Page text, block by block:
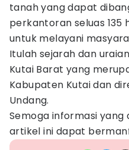
tanah yang dapat
perkantoran seluas 135
untuk melayani
Itulah sejarah dan
Kutai Barat yang
Kabupaten Kutai dan
Undang.
Semoga informasi yang
artikel ini dapat